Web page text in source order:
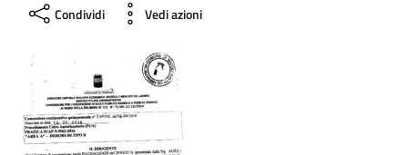
Condividi Vedi azioni